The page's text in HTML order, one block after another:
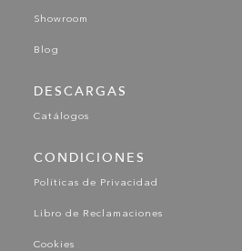
Showroom
Blog
DESCARGAS
Catálogos
CONDICIONES
Políticas de Privacidad
Libro de Reclamaciones
Cookies